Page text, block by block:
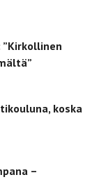
koska
–